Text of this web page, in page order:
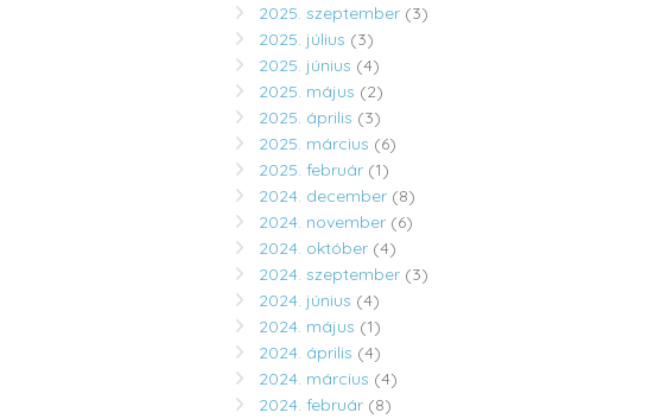
2025. szeptember(3)
2025. július (3)
2025. június (4)
2025. május (2)
2025. április (3)
2025. március (6)
2025. február(1)
2024. december(8)
2024. november(6)
2024. október(4)
2024. szeptember(3)
2024. június (4)
2024. május (1)
2024. április (4)
2024. március (4)
2024. február(8)